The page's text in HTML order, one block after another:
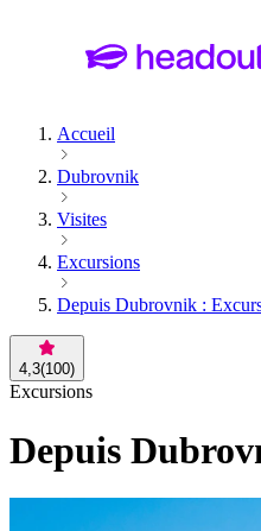
Accueil
Dubrovnik
Visites
Excursions
Depuis Dubrovnik :
4,3(100)
Excursions
Depuis